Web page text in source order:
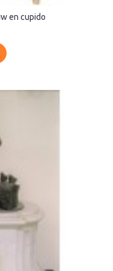
en cupido